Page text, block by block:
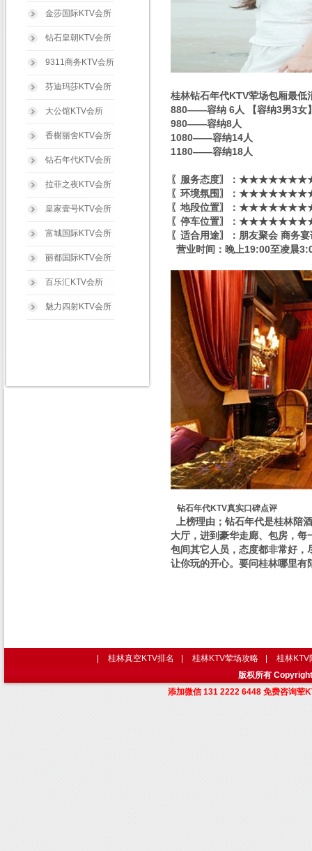
金莎国际KTV会所
钻石皇朝KTV会所
9311商务KTV会所
芬迪玛莎KTV会所
大公馆KTV会所
香榭丽舍KTV会所
钻石年代KTV会所
拉菲之夜KTV会所
皇家壹号KTV会所
富城国际KTV会所
丽都国际KTV会所
百乐汇KTV会所
魅力四射KTV会所
桂林钻石年代KTV荤场包厢最低
880——容纳 6人 【容纳3男3女
980——容纳8人
1080——容纳14人
1180——容纳18人
〖服务态度〗：
〖环境氛围〗：
〖地段位置〗：
〖停车位置〗：
〖适合用途〗：朋友聚会 商务宴
营业时间：晚上19:00至凌晨
钻石年代KTV真实口碑点评
上榜理由；钻石年代是桂林陪
大厅，进到豪华走廊、包房，
包间其它人员，态度都非常好
让你玩的开心。要问桂林哪里
桂林真空KTV排名 桂林KTV荤场攻略
桂林KTV
版权所有
添加微信 131 2222 6448 免费咨询荤